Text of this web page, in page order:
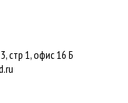
стр 1, офис 16 Б